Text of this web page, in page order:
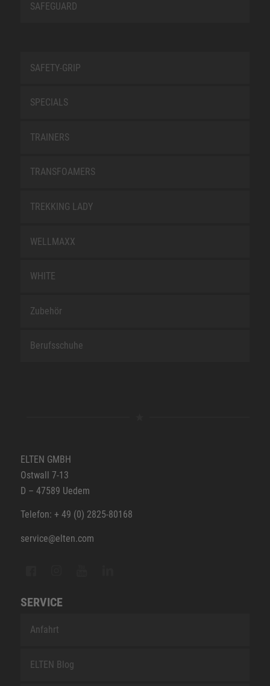
SAFEGUARD
SAFETY-GRIP
SPECIALS
TRAINERS
TRANSFOAMERS
TREKKING LADY
WELLMAXX
WHITE
Zubehör
Berufsschuhe
ELTEN GMBH
Ostwall 7-13
D – 47589 Uedem
Telefon: + 49 (0) 2825-80168
service@elten.com
SERVICE
Anfahrt
ELTEN Blog